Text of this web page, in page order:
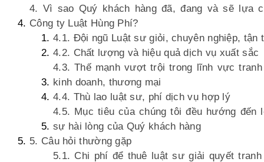
4. Vì sao Quý khách hàng đã, đang và sẽ lựa
Công ty Luật Hùng Phí?
4.1. Đội ngũ Luật sư giỏi, chuyên nghiệp, tận
4.2. Chất lượng và hiệu quả dịch vụ xuất sắc
4.3. Thế mạnh vượt trội trong lĩnh vực
kinh doanh, thương mại
4.4. Thù lao luật sư, phí dịch vụ hợp lý
4.5. Mục tiêu của chúng tôi đều hướng đến
sự hài lòng của Quý khách hàng
5. Câu hỏi thường gặp
5.1. Chi phí để thuê luật sư giải quyết